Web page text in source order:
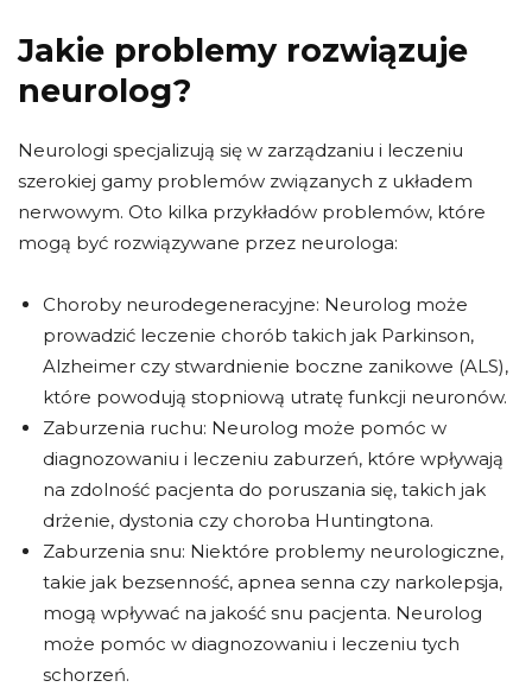
Jakie problemy rozwiązuje
neurolog?
Neurologi specjalizują się w zarządzaniu i leczeniu
szerokiej gamy problemów związanych z układem
nerwowym. Oto kilka przykładów problemów, które
mogą być rozwiązywane przez neurologa:
Choroby neurodegeneracyjne: Neurolog może
prowadzić leczenie chorób takich jak Parkinson,
Alzheimer czy stwardnienie boczne zanikowe (ALS),
które powodują stopniową utratę funkcji neuronów.
Zaburzenia ruchu: Neurolog może pomóc w
diagnozowaniu i leczeniu zaburzeń, które wpływają
na zdolność pacjenta do poruszania się, takich jak
drżenie, dystonia czy choroba Huntingtona.
Zaburzenia snu: Niektóre problemy neurologiczne,
takie jak bezsenność, apnea senna czy narkolepsja,
mogą wpływać na jakość snu pacjenta. Neurolog
może pomóc w diagnozowaniu i leczeniu tych
schorzeń.